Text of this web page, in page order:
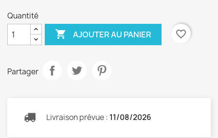
Quantité
 AJOUTER AU PANIER favorite_border
Partager
Livraison prévue : 11/08/2026